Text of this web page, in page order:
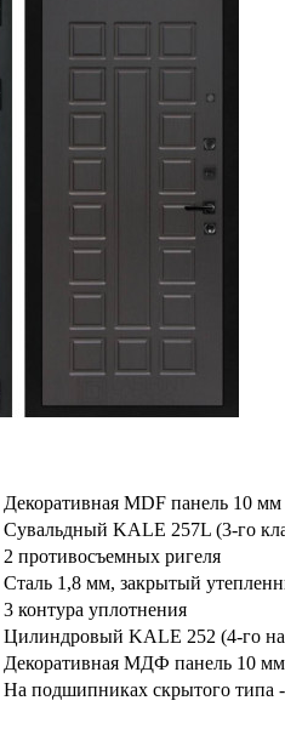
Декоративная MDF панель 10
Сувальдный KALE 257L (3-го
2 противосъемных ригеля
Сталь 1,8 мм, закрытый
3 контура уплотнения
Цилиндровый KALE 252 (4-го
Декоративная МДФ панель 10
На подшипниках скрытого типа